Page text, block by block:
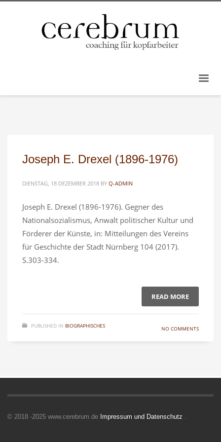
Joseph E. Drexel (1896-1976)
DIENSTAG, 18 DEZEMBER 2018 BY Q-ADMIN
Joseph E. Drexel (1896-1976). Gegner des
Nationalsozialismus, Anwalt politischer Kultur und
Förderer der Künste, in: Mitteilungen des Vereins
für Geschichte der Stadt Nürnberg 104 (2017).
S.303-334.
READ MORE
PUBLISHED IN BIOGRAPHISCHES NO COMMENTS
© 2018 -2025 www.cerebrum.de Impressum und Datenschutz .